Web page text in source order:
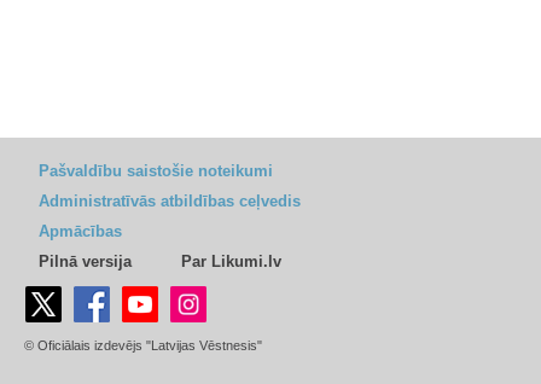
Pašvaldību saistošie noteikumi
Administratīvās atbildības ceļvedis
Apmācības
Pilnā versija
Par Likumi.lv
© Oficiālais izdevējs "Latvijas Vēstnesis"